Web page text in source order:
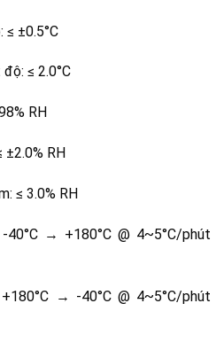
±0.5°C
≤ 2.0°C
RH
±2.0% RH
≤ 3.0% RH
→ +180°C @ 4~5°C/phút
→ -40°C @ 4~5°C/phút